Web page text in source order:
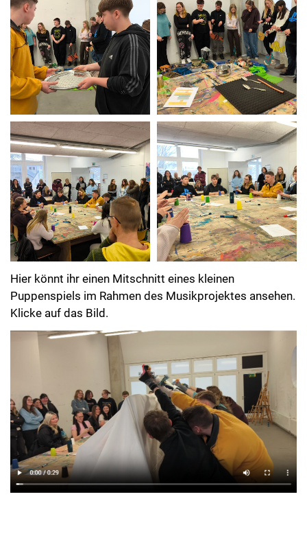
Hier könnt ihr einen Mitschnitt eines kleinen
Puppenspiels im Rahmen des Musikprojektes ansehen.
Klicke auf das Bild.